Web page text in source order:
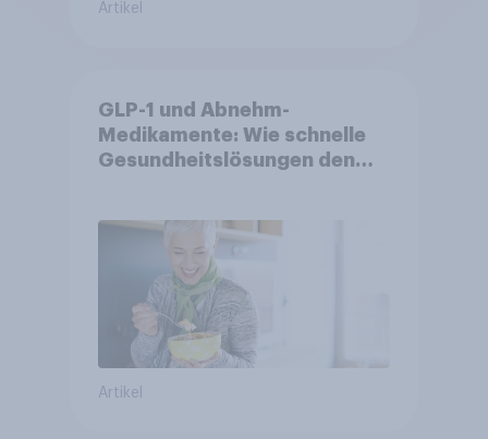
Artikel
GLP-1 und Abnehm-
Medikamente: Wie schnelle
Gesundheitslösungen den
Artikel